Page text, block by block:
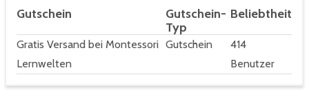
Gutschein
Gutschein-
Typ
Beliebtheit
Gratis Versand bei Montessori
Lernwelten
Gutschein
414
Benutzer